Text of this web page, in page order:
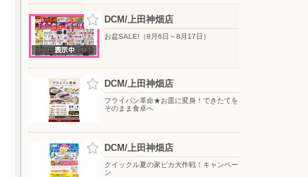
DCM/上田神畑店
お盆SALE!（8月6日～8月17日）
DCM/上田神畑店
フライパン革命★お皿に変身！できたてを
そのまま食卓へ
DCM/上田神畑店
クイックル夏の家ピカ大作戦！キャンペー
ン